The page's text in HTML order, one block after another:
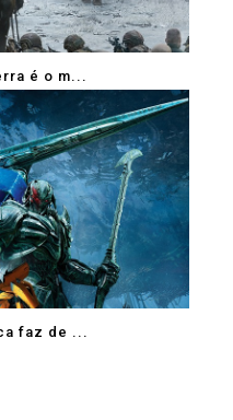
é o m...
faz de ...